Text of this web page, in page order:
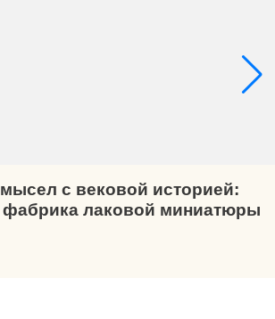
с вековой историей:
фабрика лаковой миниатюры